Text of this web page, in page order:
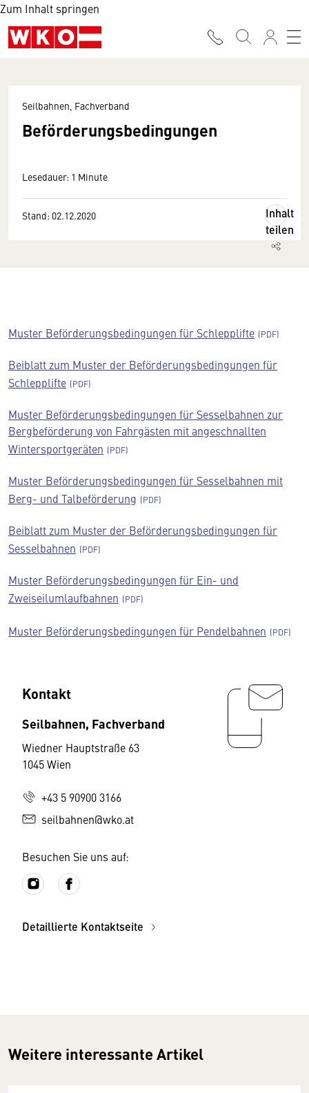
Zum Inhalt springen
Seilbahnen, Fachverband
Beförderungsbedingungen
Lesedauer: 1 Minute
Stand: 02.12.2020
Inhalt
teilen
Muster Beförderungsbedingungen für Schlepplifte
Beiblatt zum Muster der Beförderungsbedingungen für
Schlepplifte
Muster Beförderungsbedingungen für Sesselbahnen zur
Bergbeförderung von Fahrgästen mit angeschnallten
Wintersportgeräten
Muster Beförderungsbedingungen für Sesselbahnen mit
Berg- und Talbeförderung
Beiblatt zum Muster der Beförderungsbedingungen für
Sesselbahnen
Muster Beförderungsbedingungen für Ein- und
Zweiseilumlaufbahnen
Muster Beförderungsbedingungen für Pendelbahnen
Kontakt
Seilbahnen, Fachverband
Wiedner Hauptstraße 63
1045 Wien
+43 5 90900 3166
seilbahnen@wko.at
Besuchen Sie uns auf:
Detaillierte Kontaktseite
Weitere interessante Artikel